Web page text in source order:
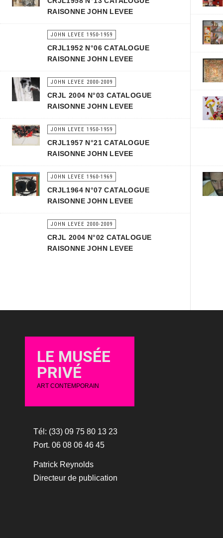
RAISONNE JOHN LEVEE
JOHN LEVEE 1950-1959
CRJL1952 N°06 CATALOGUE
RAISONNE JOHN LEVEE
JOHN LEVEE 2000-2009
CRJL 2004 N°03 CATALOGUE
RAISONNE JOHN LEVEE
JOHN LEVEE 1950-1959
CRJL1957 N°21 CATALOGUE
RAISONNE JOHN LEVEE
JOHN LEVEE 1960-1969
CRJL1964 N°07 CATALOGUE
RAISONNE JOHN LEVEE
JOHN LEVEE 2000-2009
CRJL 2004 N°02 CATALOGUE
RAISONNE JOHN LEVEE
LE MUSÉE
PRIVÉ
ART CONTEMPORAIN
Tél: (33) 09 75 80 13 23
Port. 06 08 06 46 45
Patrick Reynolds
Directeur de publication